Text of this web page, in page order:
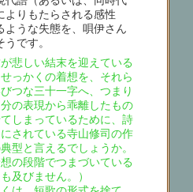
よりもたらされる感性
ような失態を、唄伊さん
です。
が悲しい結末を迎えている
っかくの着想を、それら
つな三十一字へ、つまり
の表現から乖離したもの
しまっているために、詩
されている寺山修司の作
型と言えるでしょうか。
想の段階でつまづいている
及びません。）